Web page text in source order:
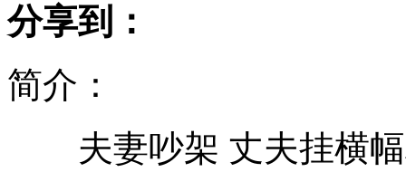
“三国杀”成美加州大学选修课
分享到：
简介：
夫妻吵架 丈夫挂横幅